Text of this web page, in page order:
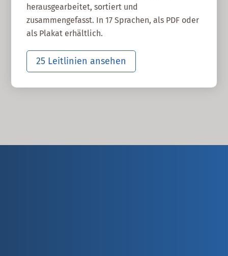
herausgearbeitet, sortiert und
zusammengefasst. In 17 Sprachen, als PDF oder
als Plakat erhältlich.
25 Leitlinien ansehen